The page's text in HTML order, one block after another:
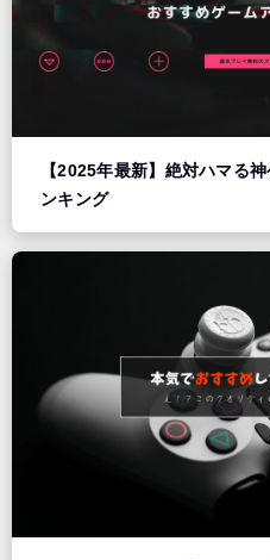
【2025年最新】絶対ハマる
ンキング